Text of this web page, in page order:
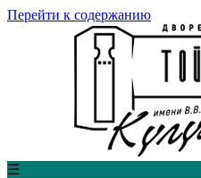
Перейти к содержанию
☰